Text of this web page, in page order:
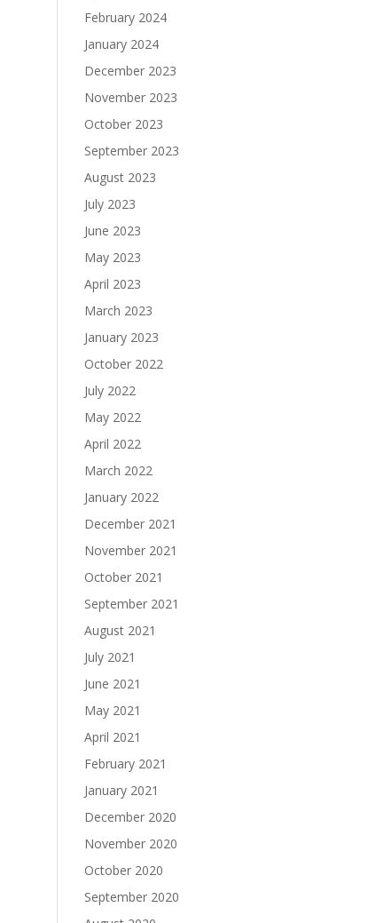
February 2024
January 2024
December 2023
November 2023
October 2023
September 2023
August 2023
July 2023
June 2023
May 2023
April 2023
March 2023
January 2023
October 2022
July 2022
May 2022
April 2022
March 2022
January 2022
December 2021
November 2021
October 2021
September 2021
August 2021
July 2021
June 2021
May 2021
April 2021
February 2021
January 2021
December 2020
November 2020
October 2020
September 2020